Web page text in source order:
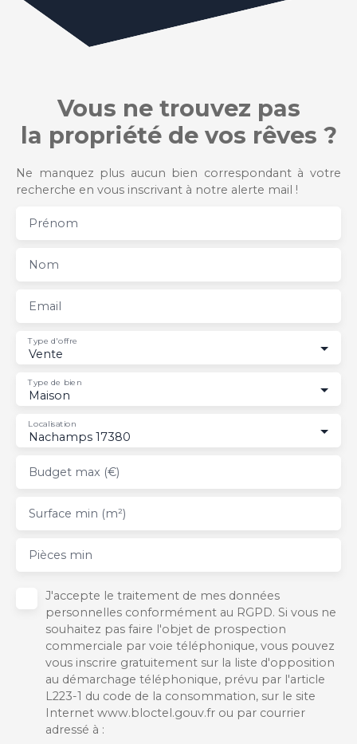
Vous ne trouvez pas
la propriété de vos rêves ?
Ne manquez plus aucun bien correspondant à votre
recherche en vous inscrivant à notre alerte mail !
Prénom
Nom
Email
Vente
Type d'offre
Maison
Type de bien
Nachamps 17380
Localisation
Budget max (€)
Surface min (m²)
Pièces min
J'accepte le traitement de mes données
personnelles conformément au RGPD. Si vous ne
souhaitez pas faire l'objet de prospection
commerciale par voie téléphonique, vous pouvez
vous inscrire gratuitement sur la liste d'opposition
au démarchage téléphonique, prévu par l'article
L223-1 du code de la consommation, sur le site
Internet www.bloctel.gouv.fr ou par courrier
adressé à :